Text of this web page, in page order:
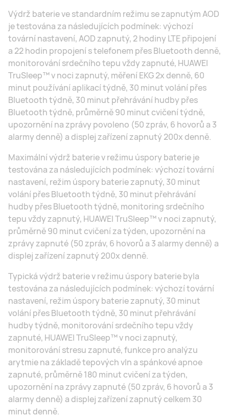
Výdrž baterie ve standardním režimu se zapnutým AOD
je testována za následujících podmínek: výchozí
tovární nastavení, AOD zapnutý, 2 hodiny LTE připojení
a 22 hodin propojení s telefonem přes Bluetooth denně,
monitorování srdečního tepu vždy zapnuté, HUAWEI
TruSleep™ v noci zapnutý, měření EKG 2x denně, 60
minut používání aplikací týdně, 30 minut volání přes
Bluetooth týdně, 30 minut přehrávání hudby přes
Bluetooth týdně, průměrně 90 minut cvičení týdně,
upozornění na zprávy povoleno (50 zpráv, 6 hovorů a 3
alarmy denně) a displej zařízení zapnutý 200x denně.
Maximální výdrž baterie v režimu úspory baterie je
testována za následujících podmínek: výchozí tovární
nastavení, režim úspory baterie zapnutý, 30 minut
volání přes Bluetooth týdně, 30 minut přehrávání
hudby přes Bluetooth týdně, monitoring srdečního
tepu vždy zapnutý, HUAWEI TruSleep™ v noci zapnutý,
průměrně 90 minut cvičení za týden, upozornění na
zprávy zapnuté (50 zpráv, 6 hovorů a 3 alarmy denně) a
displej zařízení zapnutý 200x denně.
Typická výdrž baterie v režimu úspory baterie byla
testována za následujících podmínek: výchozí tovární
nastavení, režim úspory baterie zapnutý, 30 minut
volání přes Bluetooth týdně, 30 minut přehrávání
hudby týdně, monitorování srdečního tepu vždy
zapnuté, HUAWEI TruSleep™ v noci zapnutý,
monitorování stresu zapnuté, funkce pro analýzu
arytmie na základě tepových vln a spánkové apnoe
zapnuté, průměrně 180 minut cvičení za týden,
upozornění na zprávy zapnuté (50 zpráv, 6 hovorů a 3
alarmy denně) a displej zařízení zapnutý celkem 30
minut denně.